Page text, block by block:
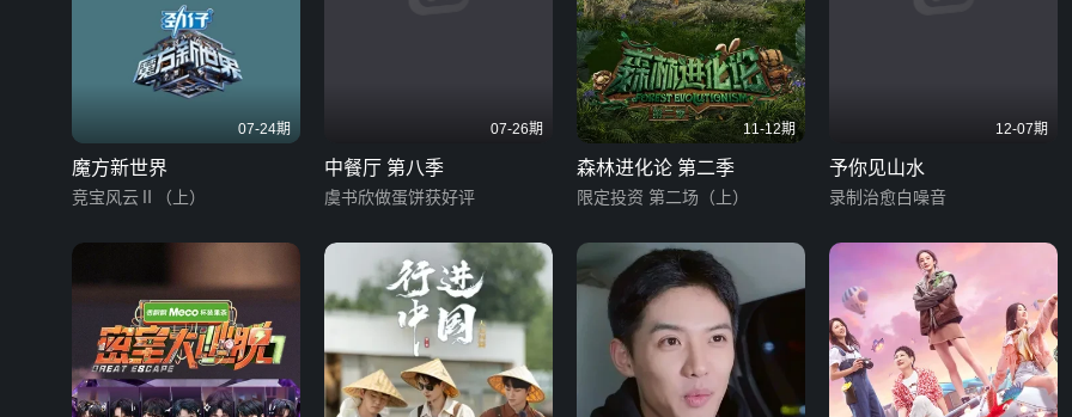
07-24期
魔方新世界
竞宝风云Ⅱ（上）
07-26期
中餐厅 第八季
虞书欣做蛋饼获好评
11-12期
森林进化论 第二季
限定投资 第二场（上）
12-07期
予你见山水
录制治愈白噪音